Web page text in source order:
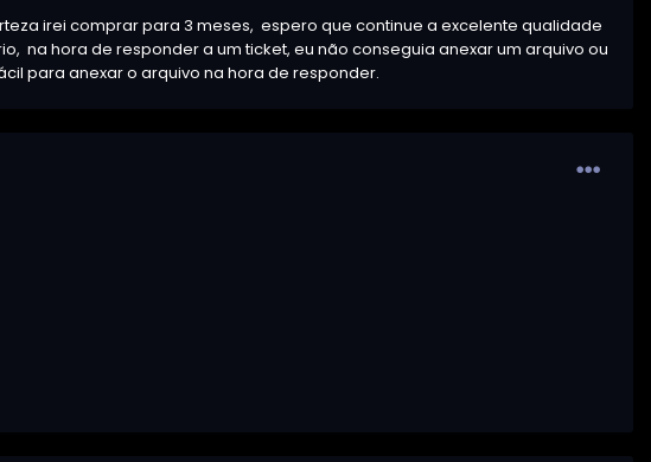
irei comprar para 3 meses, espero que continue a excelente qualidade
na hora de responder a um ticket, eu não conseguia anexar um arquivo ou
para anexar o arquivo na hora de responder.